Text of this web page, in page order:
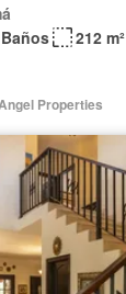
212 m²
Properties